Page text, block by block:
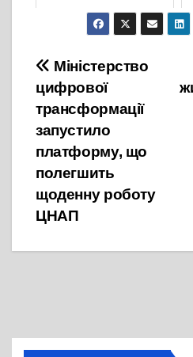
19 Жовтня, 2021
Навігація
записів
Міністерство
цифрової
трансформації
запустило
платформу, що
полегшить
щоденну роботу
ЦНАП